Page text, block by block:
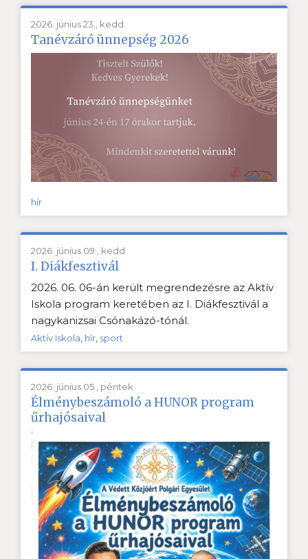
2026. június 23., kedd
Tanévzáró ünnepség 2026
hír
2026. június 09., kedd
I. Diákfesztivál
2026. 06. 06-án került megrendezésre az Aktív
Iskola program keretében az I. Diákfesztivál a
nagykanizsai Csónakázó-tónál.
Aktív Iskola hír sport
2026. június 05., péntek
Élménybeszámoló a HUNOR program
űrhajósaival